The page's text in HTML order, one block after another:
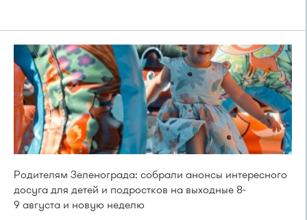
Родителям Зеленограда: собрали анонсы интересного
досуга для детей и подростков на выходные 8-
9 августа и новую неделю